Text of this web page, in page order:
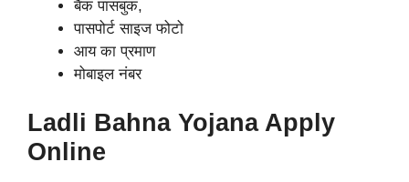
बैंक पासबुक,
पासपोर्ट साइज फोटो
आय का प्रमाण
मोबाइल नंबर
Ladli Bahna Yojana Apply
Online